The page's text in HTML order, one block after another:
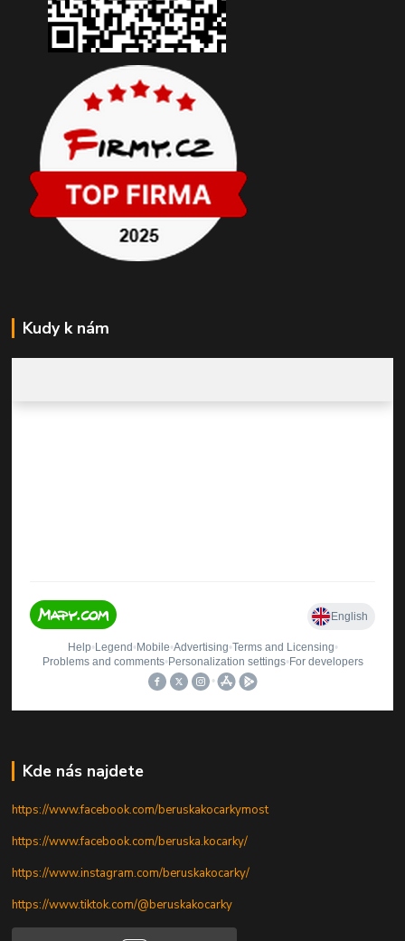
Kudy k nám
Kde nás najdete
https://www.facebook.com/beruskakocarkymost
https://www.facebook.com/beruska.kocarky/
https://www.instagram.com/beruskakocarky/
https://www.tiktok.com/@beruskakocarky